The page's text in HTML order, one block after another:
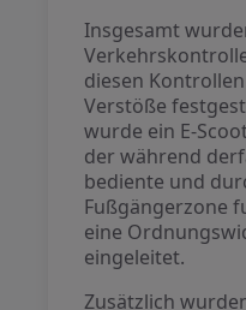
Insgesamt
diesen
Verstöße
wurde ein E-
der während
bediente und
Fußgängerzone
eine
eingeleitet.
Zusätzlich